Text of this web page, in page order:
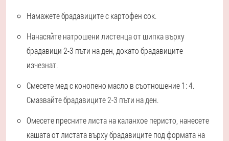
Намажете брадавиците с картофен сок.
Нанасяйте натрошени листенца от шипка върху
брадавици 2-3 пъти на ден, докато брадавиците
изчезнат.
Смесете мед с конопено масло в съотношение 1: 4.
Смазвайте брадавиците 2-3 пъти на ден.
Омесете пресните листа на каланхое перисто, нанесете
кашата от листата върху брадавиците под формата на